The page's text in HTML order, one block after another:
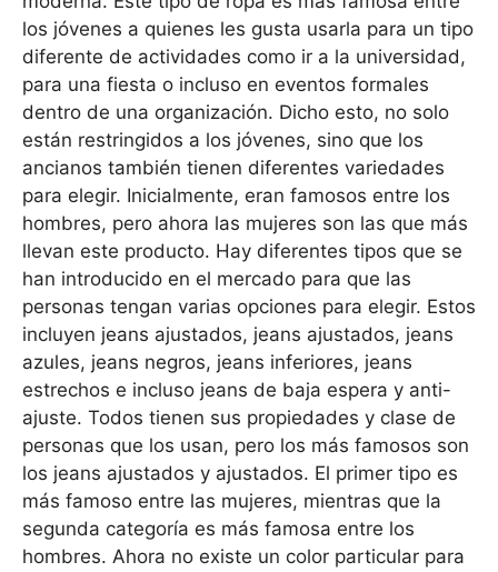
los jóvenes a quienes les gusta usarla para un tipo
diferente de actividades como ir a la universidad,
para una fiesta o incluso en eventos formales
dentro de una organización. Dicho esto, no solo
están restringidos a los jóvenes, sino que los
ancianos también tienen diferentes variedades
para elegir. Inicialmente, eran famosos entre los
hombres, pero ahora las mujeres son las que más
llevan este producto. Hay diferentes tipos que se
han introducido en el mercado para que las
personas tengan varias opciones para elegir. Estos
incluyen jeans ajustados, jeans ajustados, jeans
azules, jeans negros, jeans inferiores, jeans
estrechos e incluso jeans de baja espera y anti-
ajuste. Todos tienen sus propiedades y clase de
personas que los usan, pero los más famosos son
los jeans ajustados y ajustados. El primer tipo es
más famoso entre las mujeres, mientras que la
segunda categoría es más famosa entre los
hombres. Ahora no existe un color particular para